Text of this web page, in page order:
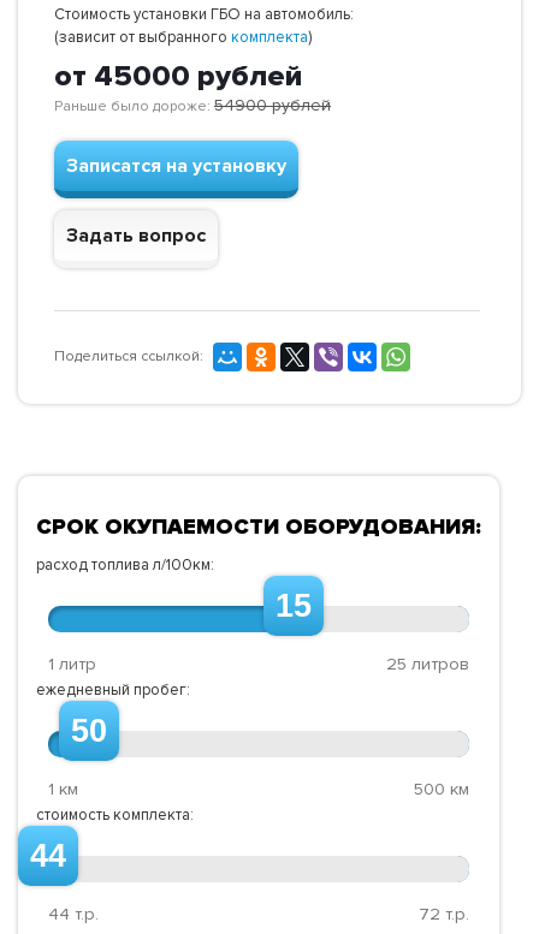
Стоимость установки ГБО на автомобиль:
(зависит от выбранного комплекта)
от 45000 рублей
Раньше было дороже: 54900рублей
Записатся на установку
Задать вопрос
Поделиться ссылкой:
СРОК ОКУПАЕМОСТИ ОБОРУДОВАНИЯ:
расход топлива л/100км:
15
1 литр 25 литров
ежедневный пробег:
50
1 км 500 км
стоимость комплекта:
44
44 т.р. 72 т.р.